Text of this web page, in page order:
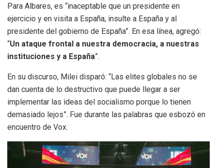
Para Albares, es “inaceptable que un presidente en
ejercicio y en visita a España, insulte a España y al
presidente del gobierno de España”. En esa línea, agregó:
“Un ataque frontal a nuestra democracia, a nuestras
instituciones y a España”.
En su discurso, Milei disparó: “Las elites globales no se
dan cuenta de lo destructivo que puede llegar a ser
implementar las ideas del socialismo porque lo tienen
demasiado lejos”. Fue durante las palabras que esbozó en
encuentro de Vox.